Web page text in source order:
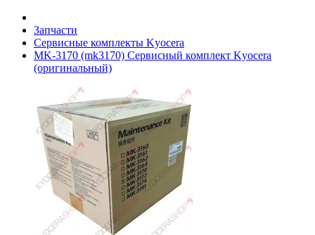
Запчасти
Сервисные комплекты Kyocera
MK-3170 (mk3170) Сервисный комплект Kyocera
(оригинальный)